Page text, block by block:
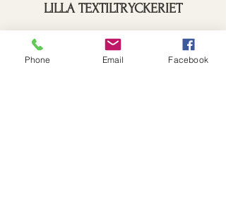
LILLA TEXTILTRYCKERIET
Prenumerationsformulär
Phone Email Facebook